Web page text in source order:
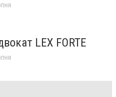
LEX FORTE